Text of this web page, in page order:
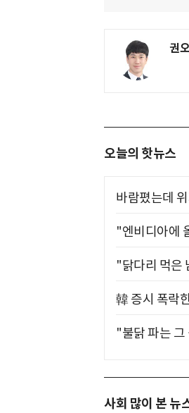
권
오늘의 핫뉴스
바람폈는데
"엔비디아에
"닭다리 먹은
韓 증시 폭락
"불닭 파는
사회 많이 본 뉴